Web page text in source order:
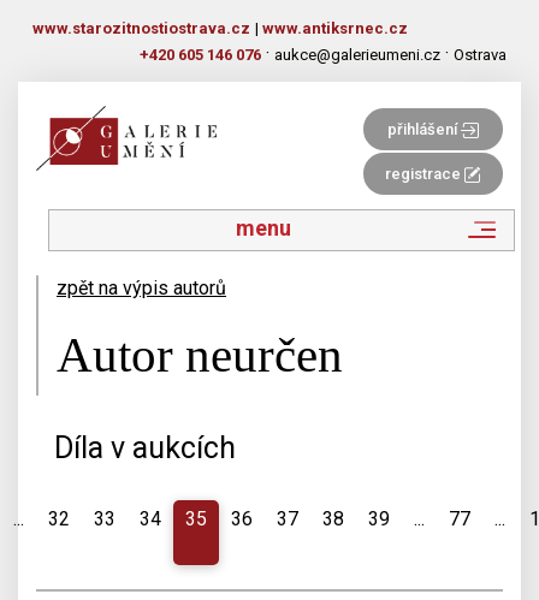
www.starozitnostiostrava.cz | www.antiksrnec.cz
+420 605 146 076 · aukce@galerieumeni.cz · Ostrava
přihlášení
registrace
menu
zpět na výpis autorů
Autor neurčen
Díla v aukcích
... 32 33 34 35 36 37 38 39 ... 77 ...